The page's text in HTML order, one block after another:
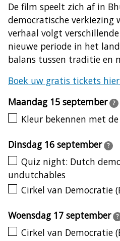
De film speelt zich af in
democratische verkiezing
verhaal volgt
nieuwe periode in het
balans tussen traditie en
Boek uw gratis tickets
Maandag 15 september ?
Kleur bekennen met
Dinsdag 16 september ?
Quiz night: Dutch
undutchables
Cirkel van Democratie
Woensdag 17 september ?
Cirkel van Democratie